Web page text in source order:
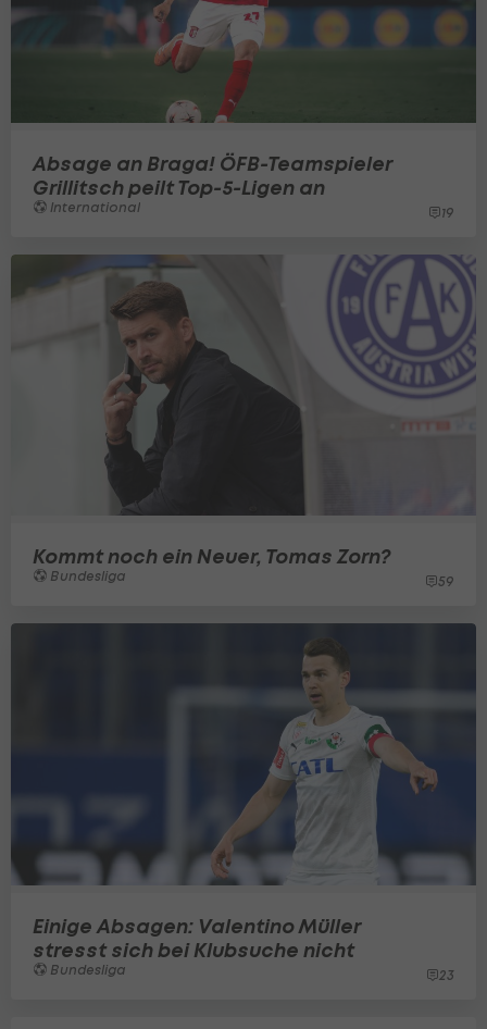
Absage an Braga! ÖFB-Teamspieler
Grillitsch peilt Top-5-Ligen an
International 19
Kommt noch ein Neuer, Tomas Zorn?
Bundesliga 59
Einige Absagen: Valentino Müller
stresst sich bei Klubsuche nicht
Bundesliga 23